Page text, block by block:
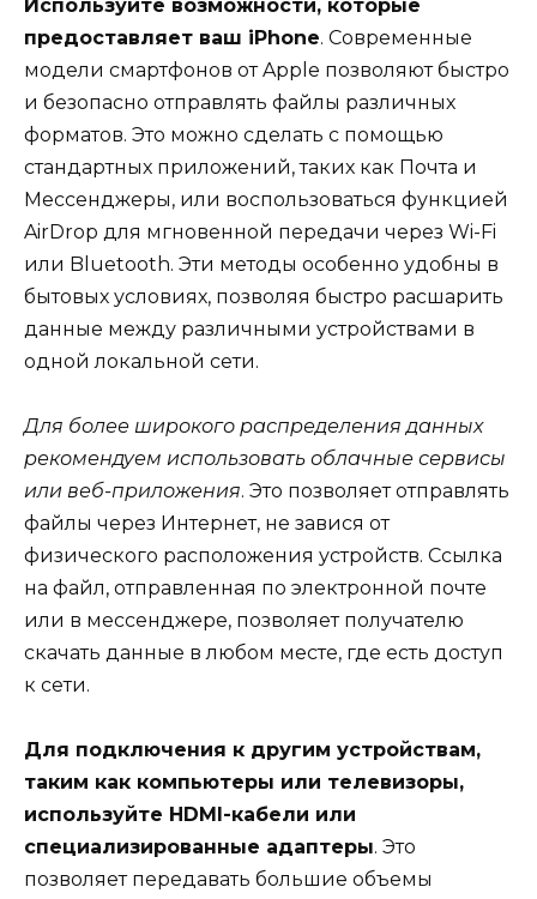
Используйте возможности, которые
предоставляет ваш iPhone. Современные
модели смартфонов от Apple позволяют быстро
и безопасно отправлять файлы различных
форматов. Это можно сделать с помощью
стандартных приложений, таких как Почта и
Мессенджеры, или воспользоваться функцией
AirDrop для мгновенной передачи через Wi-Fi
или Bluetooth. Эти методы особенно удобны в
бытовых условиях, позволяя быстро расшарить
данные между различными устройствами в
одной локальной сети.
Для более широкого распределения данных
рекомендуем использовать облачные сервисы
или веб-приложения. Это позволяет отправлять
файлы через Интернет, не завися от
физического расположения устройств. Ссылка
на файл, отправленная по электронной почте
или в мессенджере, позволяет получателю
скачать данные в любом месте, где есть доступ
к сети.
Для подключения к другим устройствам,
таким как компьютеры или телевизоры,
используйте HDMI-кабели или
специализированные адаптеры. Это
позволяет передавать большие объемы